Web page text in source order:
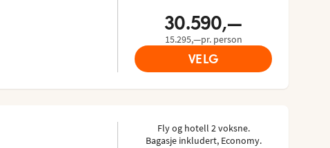
30.590,—
15.295,—pr. person
VELG
Fly og hotell 2 voksne.
Bagasje inkludert, Economy.